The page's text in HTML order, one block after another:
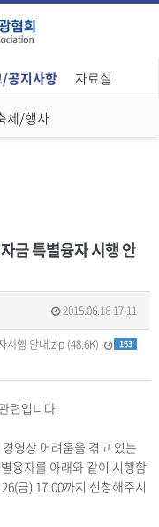
공지사항 자료실
제/행사
금 특별융자 시행 안
2015.06.16 17:11
163
시행 안내.zip (48.6K)
련입니다.
영상 어려움을 겪고 있는
융자를 아래와 같이 시행함
금) 17:00까지 신청해주시